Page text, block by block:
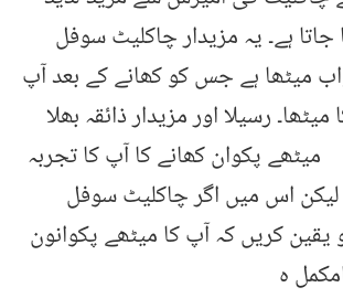
جاتا ہے۔ یہ مزیدار چاکلیٹ سوفل
میٹھا ہے جس کو کھانے کے بعد آپ
رسیلا اور مزیدار ذائقہ بھلا
پکوان کھانے کا آپ کا تجربہ
لیکن اس میں اگر چاکلیٹ سوفل
کریں کہ آپ کا میٹھے پکوانون
ہ